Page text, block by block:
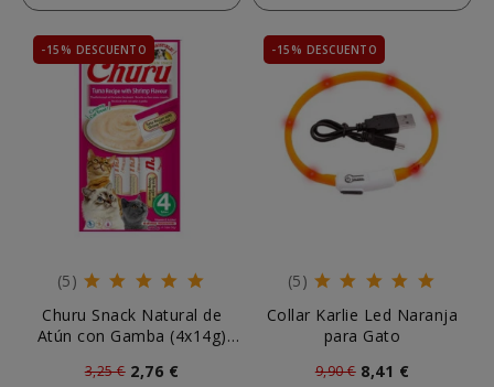
-15% DESCUENTO
(5)
Churu Snack Natural de
Atún con Gamba (4x14g)
3,25 € 2,76 €
-15% DESCUENTO
(5)
Collar Karlie Led Naranja
para Gato
9,90 € 8,41 €